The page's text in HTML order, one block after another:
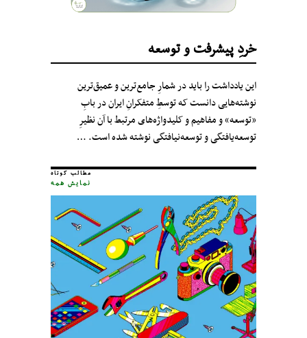
خردِ پیشرفت و توسعه
این یادداشت را باید در شمارِ جامع‌ترین و عمیق‌ترین
نوشته‌هایی دانست که توسطِ متفکرانِ ایران در بابِ
«توسعه» و مفاهیم و کلیدواژه‌های مرتبط با آن نظیرِ
توسعه‌یافتگی و توسعه‌نیافتگی نوشته شده است. …
مطالب کوتاه
نمایش همه